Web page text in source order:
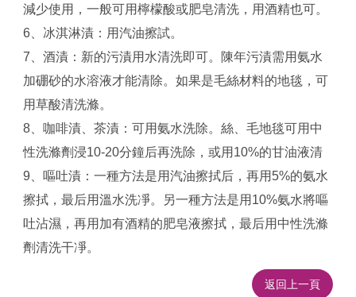
減少使用，一般可用檸檬酸或肥皂清洗，用酒精也可。
6、冰淇淋漬：用汽油擦試。
7、酒漬：新的污漬用水清洗即可。陳年污漬需用氨水
加硼砂的水溶液才能清除。如果是毛絲材料的地毯，可
用草酸清洗滌。
8、咖啡漬、茶漬：可用氨水洗除。絲、毛地毯可用中
性洗滌劑浸10-20分鐘后再洗除，或用10%的甘油液清
9、嘔吐漬：一種方法是用汽油擦拭后，再用5%的氨水
擦拭，最后用溫水洗凈。另一種方法是用10%氨水將嘔
吐沾濕，再用加有酒精的肥皂液擦拭，最后用中性洗滌
劑清洗干凈。
返回上一頁